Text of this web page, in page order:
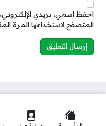
احفظ اسمي، بريدي
المتصفح لاستخدامها المرة